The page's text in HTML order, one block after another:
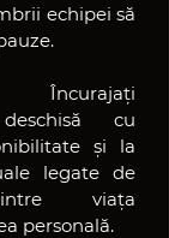
echipei să
cu
și la
legate de
viața
personală.